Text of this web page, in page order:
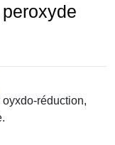
réduction,